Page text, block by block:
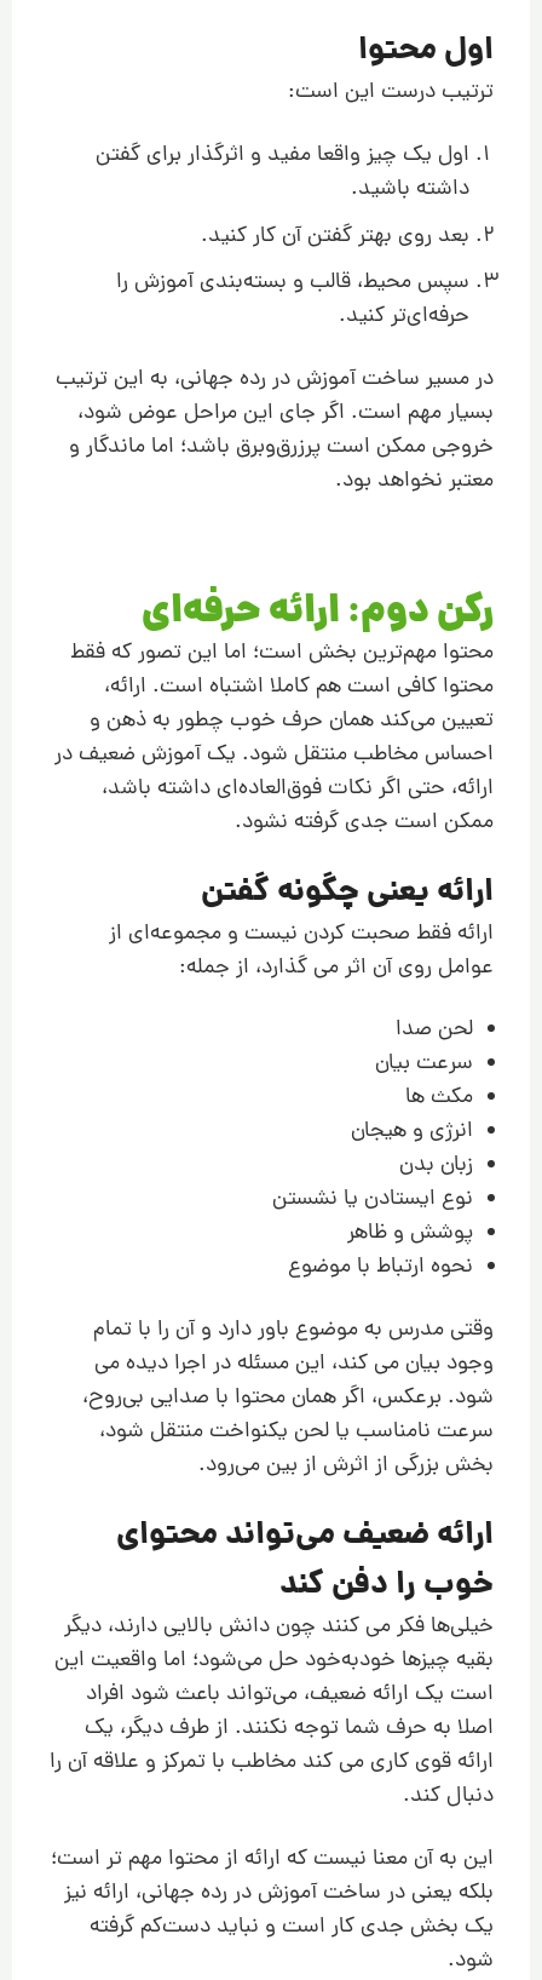
اول محتوا
ترتیب درست این است:
اول یک چیز واقعا مفید و اثرگذار برای گفتن
داشته باشید.
بعد روی بهتر گفتن آن کار کنید.
سپس محیط، قالب و بسته‌بندی آموزش را
حرفه‌ای‌تر کنید.
در مسیر ساخت آموزش در رده جهانی، به این ترتیب
بسیار مهم است. اگر جای این مراحل عوض شود،
خروجی ممکن است پرزرق‌وبرق باشد؛ اما ماندگار و
معتبر نخواهد بود.
رکن دوم: ارائه حرفه‌ای
محتوا مهم‌ترین بخش است؛ اما این تصور که فقط
محتوا کافی است هم کاملا اشتباه است. ارائه،
تعیین می‌کند همان حرف خوب چطور به ذهن و
احساس مخاطب منتقل شود. یک آموزش ضعیف در
ارائه، حتی اگر نکات فوق‌العاده‌ای داشته باشد،
ممکن است جدی گرفته نشود.
ارائه یعنی چگونه گفتن
ارائه فقط صحبت کردن نیست و مجموعه‌ای از
عوامل روی آن اثر می گذارد، از جمله:
لحن صدا
سرعت بیان
مکث ها
انرژی و هیجان
زبان بدن
نوع ایستادن یا نشستن
پوشش و ظاهر
نحوه ارتباط با موضوع
وقتی مدرس به موضوع باور دارد و آن را با تمام
وجود بیان می کند، این مسئله در اجرا دیده می
شود. برعکس، اگر همان محتوا با صدایی بی‌روح،
سرعت نامناسب یا لحن یکنواخت منتقل شود،
بخش بزرگی از اثرش از بین می‌رود.
ارائه ضعیف می‌تواند محتوای
خوب را دفن کند
خیلی‌ها فکر می کنند چون دانش بالایی دارند، دیگر
بقیه چیزها خودبه‌خود حل می‌شود؛ اما واقعیت این
است یک ارائه ضعیف، می‌تواند باعث شود افراد
اصلا به حرف شما توجه نکنند. از طرف دیگر، یک
ارائه قوی کاری می کند مخاطب با تمرکز و علاقه آن را
دنبال کند.
این به آن معنا نیست که ارائه از محتوا مهم تر است؛
بلکه یعنی در ساخت آموزش در رده جهانی، ارائه نیز
یک بخش جدی کار است و نباید دست‌کم گرفته
شود.